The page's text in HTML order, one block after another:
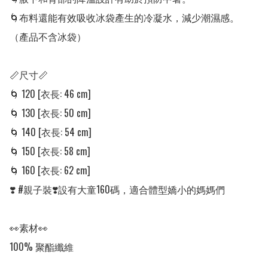
🌀布料還能有效吸收冰袋產生的冷凝水，減少潮濕感。
（產品不含冰袋）
📏尺寸📏
🌀 120 [衣長: 46 cm]
🌀 130 [衣長: 50 cm]
🌀 140 [衣長: 54 cm]
🌀 150 [衣長: 58 cm]
🌀 160 [衣長: 62 cm]
❣️ #親子裝❣️設有大童160碼，適合體型嬌小的媽媽們
👀素材👀
100% 聚酯纖維